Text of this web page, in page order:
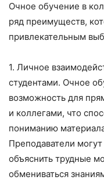
Очное обучение в
ряд преимуществ,
привлекательным
1. Личное
студентами. Очное
возможность для
и коллегами, что
пониманию
Преподаватели
объяснить трудные
обмениваться